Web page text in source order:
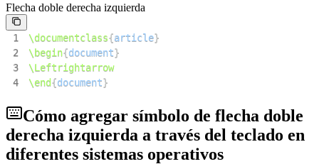
Flecha doble derecha izquierda
1 \documentclass{article}
2
\begin{document}
3
\Leftrightarrow
4
\end{document}
Cómo agregar símbolo de flecha doble
derecha izquierda a través del teclado en
diferentes sistemas operativos